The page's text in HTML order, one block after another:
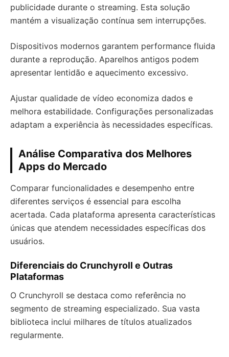
publicidade durante o streaming. Esta solução
mantém a visualização contínua sem interrupções.
Dispositivos modernos garantem performance fluida
durante a reprodução. Aparelhos antigos podem
apresentar lentidão e aquecimento excessivo.
Ajustar qualidade de vídeo economiza dados e
melhora estabilidade. Configurações personalizadas
adaptam a experiência às necessidades específicas.
Análise Comparativa dos Melhores
Apps do Mercado
Comparar funcionalidades e desempenho entre
diferentes serviços é essencial para escolha
acertada. Cada plataforma apresenta características
únicas que atendem necessidades específicas dos
usuários.
Diferenciais do Crunchyroll e Outras
Plataformas
O Crunchyroll se destaca como referência no
segmento de streaming especializado. Sua vasta
biblioteca inclui milhares de títulos atualizados
regularmente.